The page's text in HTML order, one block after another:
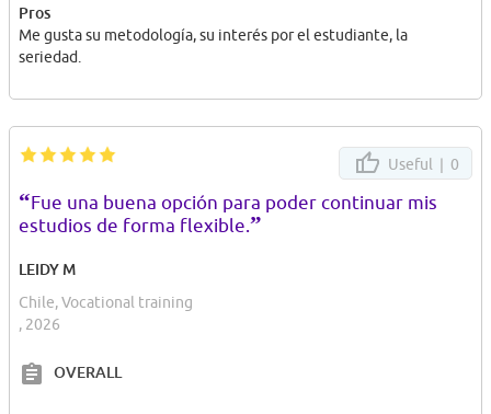
Pros
Me gusta su metodología, su interés por el estudiante, la
seriedad.
Useful | 0
“Fue una buena opción para poder continuar mis
estudios de forma flexible.”
LEIDY M
Chile, Vocational training
, 2026
OVERALL